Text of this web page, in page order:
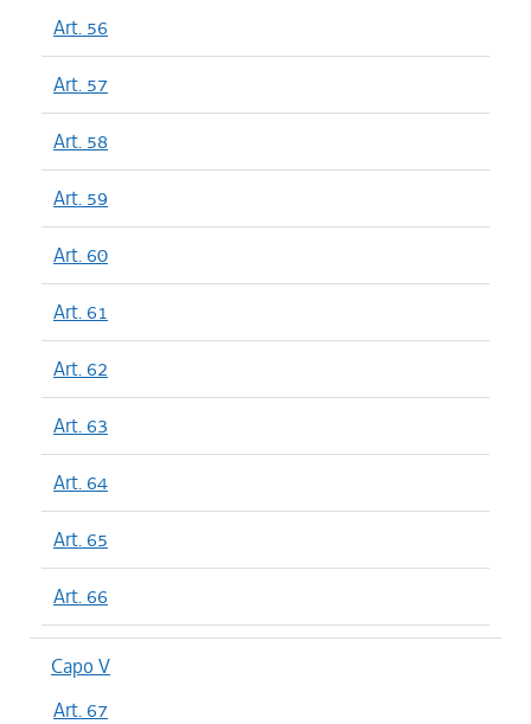
Art. 56
Art. 57
Art. 58
Art. 59
Art. 60
Art. 61
Art. 62
Art. 63
Art. 64
Art. 65
Art. 66
Capo V
Art. 67